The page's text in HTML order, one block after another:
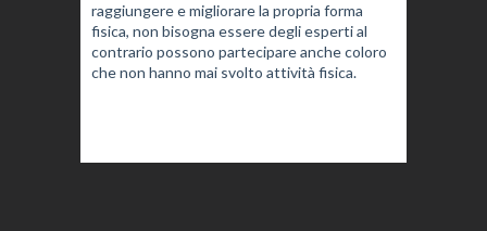
raggiungere e migliorare la propria forma
fisica, non bisogna essere degli esperti al
contrario possono partecipare anche coloro
che non hanno mai svolto attività fisica.